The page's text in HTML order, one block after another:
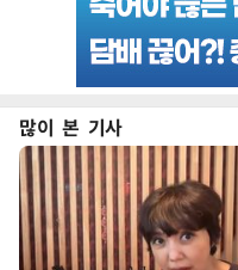
많이 본 기사